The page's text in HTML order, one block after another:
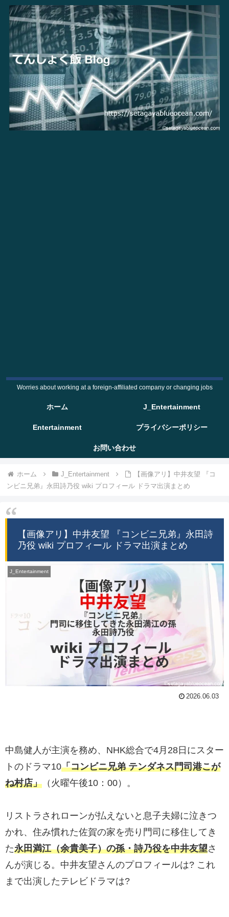
Worries about working at a foreign-affiliated company or changing jobs
ホーム J_Entertainment
Entertainment プライバシーポリシー
お問い合わせ
ホーム J_Entertainment
【画像アリ】中井友望 『コ
ンビニ兄弟』永田詩乃役 wiki プロフィール ドラマ出演まとめ
【画像アリ】中井友望 『コンビニ兄弟』永田詩
乃役 wiki プロフィール ドラマ出演まとめ
J_Entertainment
2026.06.03
中島健人が主演を務め、NHK総合で4月28日にスター
トのドラマ10「コンビニ兄弟 テンダネス門司港こが
ね村店」 （火曜午後10：00）。
リストラされローンが払えないと息子夫婦に泣きつ
かれ、住み慣れた佐賀の家を売り門司に移住してき
た永田満江（余貴美子）の孫・詩乃役を中井友望さ
んが演じる。中井友望さんのプロフィールは? これ
まで出演したテレビドラマは?